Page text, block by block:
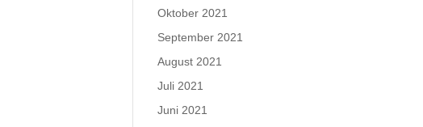
Oktober 2021
September 2021
August 2021
Juli 2021
Juni 2021